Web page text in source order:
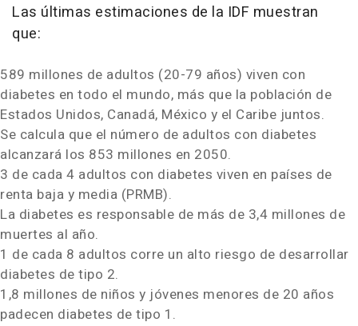
Las últimas estimaciones de la IDF muestran
que:
589 millones de adultos (20-79 años) viven con
diabetes en todo el mundo, más que la población de
Estados Unidos, Canadá, México y el Caribe juntos.
Se calcula que el número de adultos con diabetes
alcanzará los 853 millones en 2050.
3 de cada 4 adultos con diabetes viven en países de
renta baja y media (PRMB).
La diabetes es responsable de más de 3,4 millones de
muertes al año.
1 de cada 8 adultos corre un alto riesgo de desarrollar
diabetes de tipo 2.
1,8 millones de niños y jóvenes menores de 20 años
padecen diabetes de tipo 1.